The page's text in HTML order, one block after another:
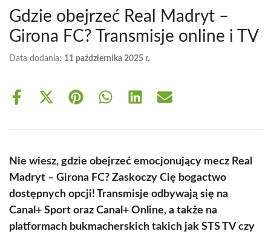
Gdzie obejrzeć Real Madryt –
Girona FC? Transmisje online i TV
Data dodania: 11 października 2025 r.
Share
Share
(Twitter)
Share Share Share Share
Nie wiesz, gdzie obejrzeć emocjonujący mecz Real
Madryt – Girona FC? Zaskoczy Cię bogactwo
dostępnych opcji! Transmisje odbywają się na
Canal+ Sport oraz Canal+ Online, a także na
platformach bukmacherskich takich jak STS TV czy